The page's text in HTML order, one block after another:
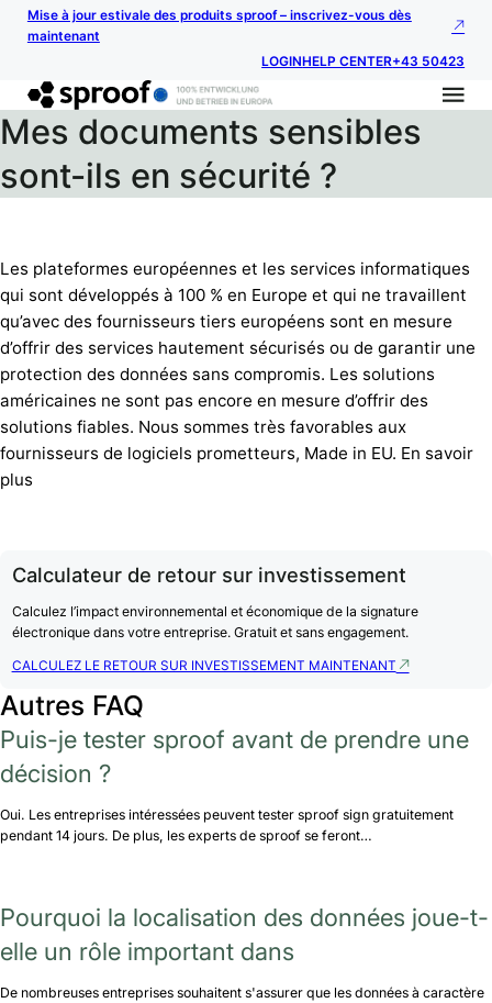
Mise à jour estivale des produits sproof – inscrivez-vous dès
maintenant
LOGINHELP CENTER+43 50423
Mes documents sensibles
sont-ils en sécurité ?
Les plateformes européennes et les services informatiques
qui sont développés à 100 % en Europe et qui ne travaillent
qu’avec des fournisseurs tiers européens sont en mesure
d’offrir des services hautement sécurisés ou de garantir une
protection des données sans compromis. Les solutions
américaines ne sont pas encore en mesure d’offrir des
solutions fiables. Nous sommes très favorables aux
fournisseurs de logiciels prometteurs, Made in EU. En savoir
plus
Calculateur de retour sur investissement
Calculez l’impact environnemental et économique de la signature
électronique dans votre entreprise. Gratuit et sans engagement.
CALCULEZ LE RETOUR SUR INVESTISSEMENT MAINTENANT
Autres FAQ
Puis-je tester sproof avant de prendre une
décision ?
Oui. Les entreprises intéressées peuvent tester sproof sign gratuitement
pendant 14 jours. De plus, les experts de sproof se feront…
Pourquoi la localisation des données joue-t-
elle un rôle important dans
De nombreuses entreprises souhaitent s'assurer que les données à caractère